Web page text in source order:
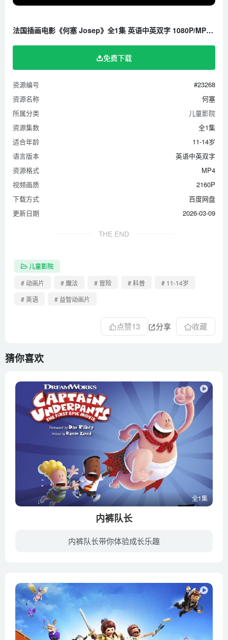
法国插画电影《何塞 Josep》全1集 英语中英双字 1080P/MP4/1.01G 百度云网盘下载
免费下载
资源编号
#23268
资源名称
何塞
所属分类
儿童影院
资源集数
全1集
适合年龄
11-14岁
语言版本
英语中英双字
资源格式
MP4
视频画质
2160P
下载方式
百度网盘
更新日期
2026-03-09
THE END
儿童影院
# 动画片
# 魔法 # 冒险 # 科普
# 11-14岁
# 英语
# 益智动画片
点赞13 分享 收藏
猜你喜欢
全1集
内裤队长
内裤队长带你体验成长乐趣